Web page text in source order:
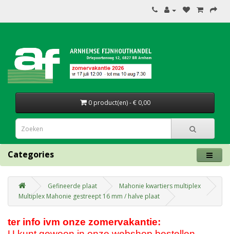
0 product(en) - € 0,00
Categories
Gefineerde plaat
Mahonie kwartiers multiplex
Multiplex Mahonie gestreept 16 mm / halve plaat
ter info ivm onze zomervakantie: